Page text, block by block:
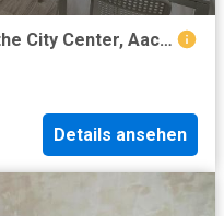
New and furnished Studio in the City Center, Aachen Amsterdam Apartments for Rent
Details ansehen